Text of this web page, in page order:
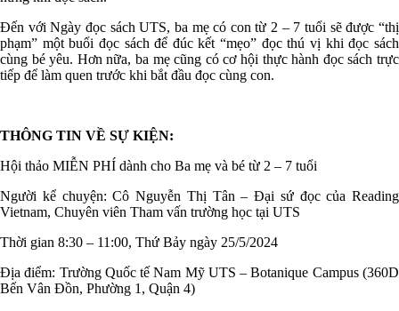
Đến với Ngày đọc sách UTS, ba mẹ có con từ 2 – 7 tuổi sẽ được “thị
phạm” một buổi đọc sách để đúc kết “mẹo” đọc thú vị khi đọc sách
cùng bé yêu. Hơn nữa, ba mẹ cũng có cơ hội thực hành đọc sách trực
tiếp để làm quen trước khi bắt đầu đọc cùng con.
THÔNG TIN VỀ SỰ KIỆN:
Hội thảo MIỄN PHÍ dành cho Ba mẹ và bé từ 2 – 7 tuổi
Người kể chuyện: Cô Nguyễn Thị Tân – Đại sứ đọc của Reading
Vietnam, Chuyên viên Tham vấn trường học tại UTS
Thời gian 8:30 – 11:00, Thứ Bảy ngày 25/5/2024
Địa điểm: Trường Quốc tế Nam Mỹ UTS – Botanique Campus (360D
Bến Vân Đồn, Phường 1, Quận 4)